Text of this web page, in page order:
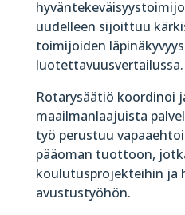
uudelleen sijoittuu
toimijoiden
luotettavuusvertailussa.
Rotarysäätiö koordinoi
maailmanlaajuista
työ perustuu
pääoman tuottoon,
koulutusprojekteihin ja
avustustyöhön.